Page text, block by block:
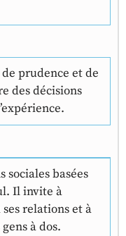
prudence et de
des décisions
sociales basées
Il invite à
relations et à
à dos.